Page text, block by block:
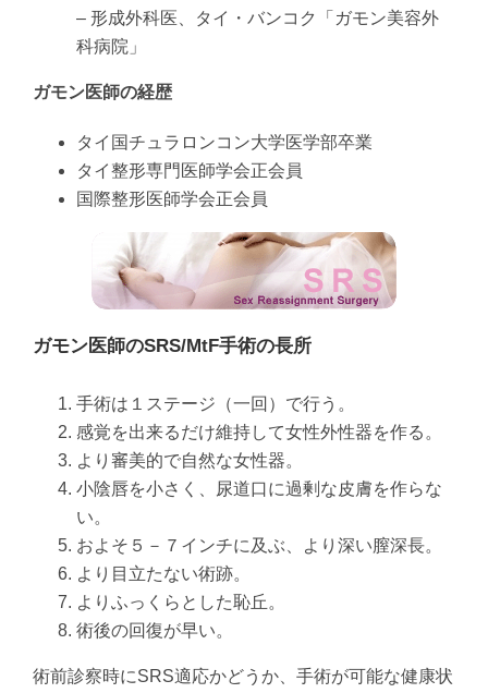
– 形成外科医、タイ・バンコク「ガモン美容外
科病院」
ガモン医師の経歴
タイ国チュラロンコン大学医学部卒業
タイ整形専門医師学会正会員
国際整形医師学会正会員
ガモン医師のSRS/MtF手術の長所
手術は１ステージ（一回）で行う。
感覚を出来るだけ維持して女性外性器を作る。
より審美的で自然な女性器。
小陰唇を小さく、尿道口に過剰な皮膚を作らな
い。
およそ５－７インチに及ぶ、より深い膣深長。
より目立たない術跡。
よりふっくらとした恥丘。
術後の回復が早い。
術前診察時にSRS適応かどうか、手術が可能な健康状